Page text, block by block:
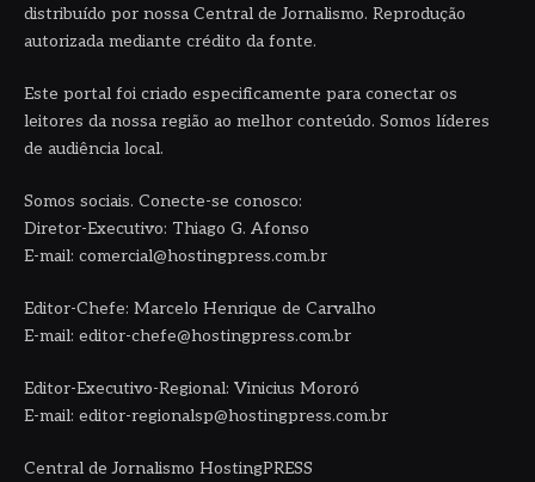
distribuído por nossa Central de Jornalismo. Reprodução
autorizada mediante crédito da fonte.
Este portal foi criado especificamente para conectar os
leitores da nossa região ao melhor conteúdo. Somos líderes
de audiência local.
Somos sociais. Conecte-se conosco:
Diretor-Executivo: Thiago G. Afonso
E-mail: comercial@hostingpress.com.br
Editor-Chefe: Marcelo Henrique de Carvalho
E-mail: editor-chefe@hostingpress.com.br
Editor-Executivo-Regional: Vinicius Mororó
E-mail: editor-regionalsp@hostingpress.com.br
Central de Jornalismo HostingPRESS